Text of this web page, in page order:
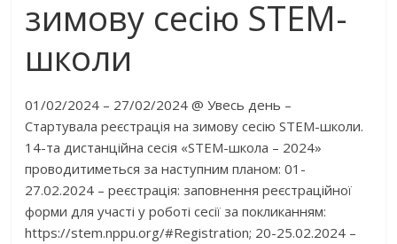
зимову сесію STEM-
школи
01/02/2024 – 27/02/2024 @ Увесь день –
Стартувала реєстрація на зимову сесію STEM-школи.
14-та дистанційна сесія «STEM-школа – 2024»
проводитиметься за наступним планом: 01-
27.02.2024 – реєстрація: заповнення реєстраційної
форми для участі у роботі сесії за покликанням:
https://stem.nppu.org/#Registration; 20-25.02.2024 –